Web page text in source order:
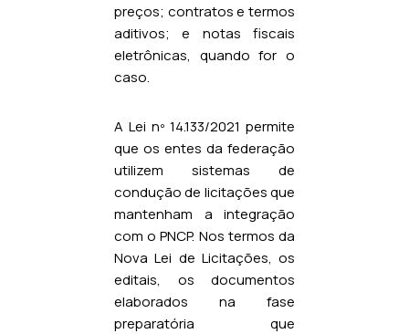
preços; contratos e termos
aditivos; e notas fiscais
eletrônicas, quando for o
caso.
A Lei nº 14.133/2021 permite
que os entes da federação
utilizem sistemas de
condução de licitações que
mantenham a integração
com o PNCP. Nos termos da
Nova Lei de Licitações, os
editais, os documentos
elaborados na fase
preparatória que